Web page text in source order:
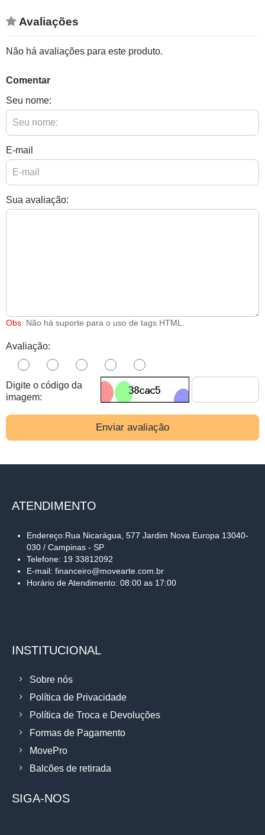
Avaliações
Não há avaliações para este produto.
Comentar
Seu nome:
E-mail
Sua avaliação:
Obs: Não há suporte para o uso de tags HTML.
Avaliação:
Digite o código da
imagem:
Enviar avaliação
ATENDIMENTO
Endereço:Rua Nicarágua, 577 Jardim Nova Europa 13040-
030 / Campinas - SP
Telefone: 19 33812092
E-mail: financeiro@movearte.com.br
Horário de Atendimento: 08:00 as 17:00
INSTITUCIONAL
Sobre nós
Política de Privacidade
Política de Troca e Devoluções
Formas de Pagamento
MovePro
Balcões de retirada
SIGA-NOS